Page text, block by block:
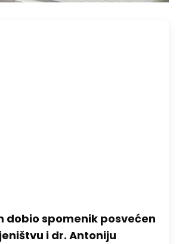
dobio spomenik posvećen
i dr. Antoniju